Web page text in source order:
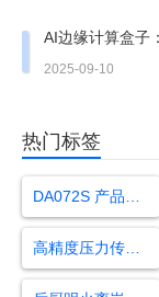
AI边缘计算盒子
一体
2025-09-10
热门标签